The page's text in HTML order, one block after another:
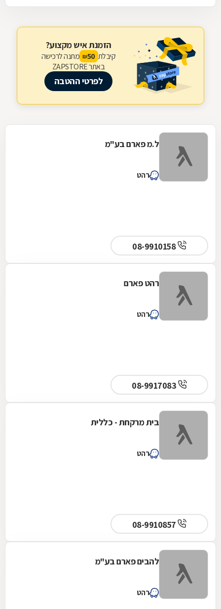
הזמנת איש מקצוע?
קיבלת 50
₪ מתנה לרכישה
באתר ZAPSTORE
לפרטי ההטבה
ל.מ פארם בע"מ
רהט
08-9910158
רהט פארם
רהט
בית מרקחת - כללית
רהט
08-9910857
להבים פארם בע"מ
רהט